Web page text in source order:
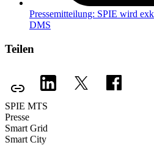
Pressemitteilung: SPIE wird
DMS
Teilen
SPIE MTS
Presse
Smart Grid
Smart City